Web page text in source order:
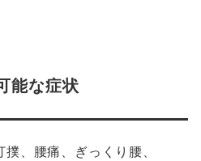
能な症状
、腰痛、ぎっくり腰、